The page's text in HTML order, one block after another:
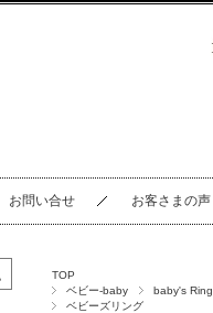
お問い合せ お客さまの声
TOP
ベビー-baby
baby's Ring
ベビーズリング